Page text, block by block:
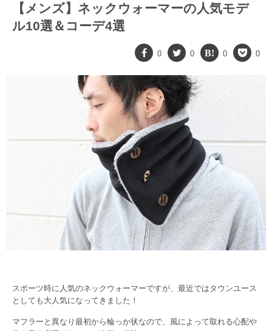
【メンズ】ネックウォーマーの人気モデ
ル10選＆コーデ4選
0 0 0 0
スポーツ時に人気のネックウォーマーですが、最近ではタウンユース
としても大人気になってきました！
マフラーと異なり最初から輪っか状なので、風によって取れる心配や